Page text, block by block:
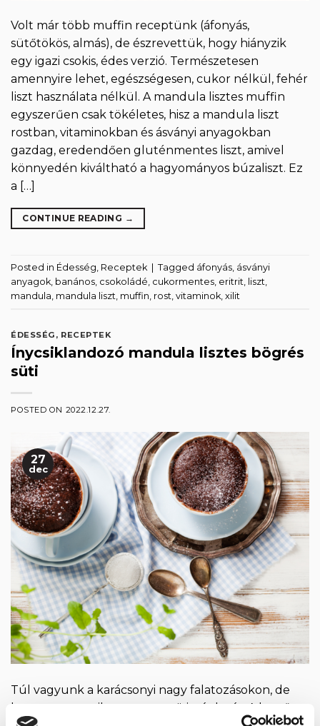
Volt már több muffin receptünk (áfonyás,
sütőtökös, almás), de észrevettük, hogy hiányzik
egy igazi csokis, édes verzió. Természetesen
amennyire lehet, egészségesen, cukor nélkül, fehér
liszt használata nélkül. A mandula lisztes muffin
egyszerűen csak tökéletes, hisz a mandula liszt
rostban, vitaminokban és ásványi anyagokban
gazdag, eredendően gluténmentes liszt, amivel
könnyedén kiváltható a hagyományos búzaliszt. Ez
a […]
CONTINUE READING →
Posted in Édesség Receptek | Tagged áfonyás ásványi
anyagok banános csokoládé cukormentes eritrit liszt
mandula mandula liszt muffin rost vitaminok xilit
ÉDESSÉG , RECEPTEK
Ínycsiklandozó mandula lisztes bögrés
süti
POSTED ON 2022.12.27.
27
dec
Túl vagyunk a karácsonyi nagy falatozásokon, de
hamarosan a szilveszter menü is ránk vár. A kettő